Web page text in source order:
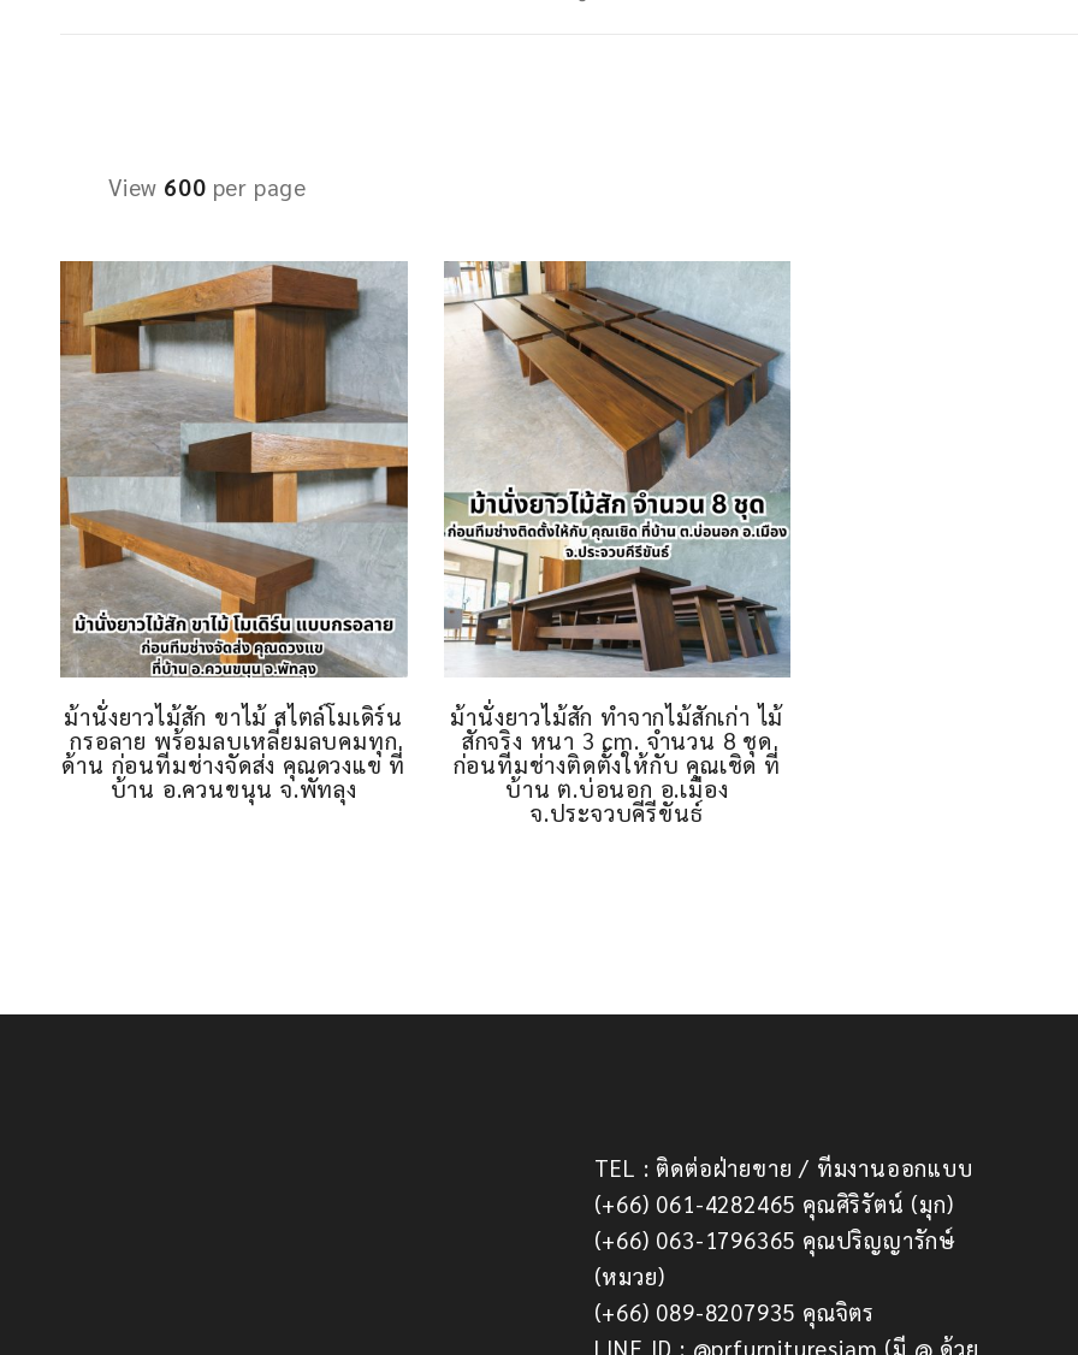
View 600 per page
ม้านั่งยาวไม้สัก ขาไม้ สไตล์โมเดิร์น
กรอลาย พร้อมลบเหลี่ยมลบคมทุก
ด้าน ก่อนทีมช่างจัดส่ง คุณดวงแข ที่
บ้าน อ.ควนขนุน จ.พัทลุง
ม้านั่งยาวไม้สัก ทำจากไม้สักเก่า ไม้
สักจริง หนา 3 cm. จำนวน 8 ชุด
ก่อนทีมช่างติดตั้งให้กับ คุณเชิด ที่
บ้าน ต.บ่อนอก อ.เมือง
จ.ประจวบคีรีขันธ์
TEL : ติดต่อฝ่ายขาย / ทีมงานออกแบบ
(+66) 061-4282465 คุณศิริรัตน์ (มุก)
(+66) 063-1796365 คุณปริญญารักษ์
(หมวย)
(+66) 089-8207935 คุณจิตร
LINE ID : @prfurnituresiam (มี @ ด้วย